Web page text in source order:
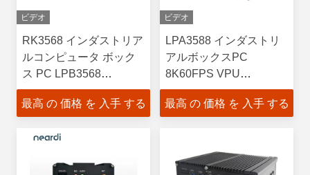
ビデオ
RK3568 インダストリア
ルコンピュータ ボック
ス PC LPB3568
4K/1080P クアッド - コ
アコーテックス-A55
最高 の 価格 を 入手 する
ビデオ
LPA3588 インダストリ
アルボックスPC
8K60FPS VPU
H.265/H.264/AV1/VP9/AVS2
最高 の 価格 を 入手 する